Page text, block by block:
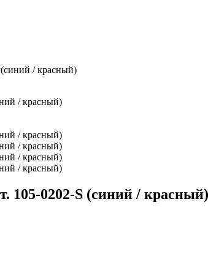
/ красный)
105-0202-S (синий / красный)